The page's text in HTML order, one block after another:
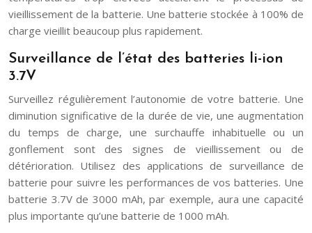
vieillissement de la batterie. Une batterie stockée à 100% de
charge vieillit beaucoup plus rapidement.
Surveillance de l’état des batteries li-ion
3.7V
Surveillez régulièrement l’autonomie de votre batterie. Une
diminution significative de la durée de vie, une augmentation
du temps de charge, une surchauffe inhabituelle ou un
gonflement sont des signes de vieillissement ou de
détérioration. Utilisez des applications de surveillance de
batterie pour suivre les performances de vos batteries. Une
batterie 3.7V de 3000 mAh, par exemple, aura une capacité
plus importante qu’une batterie de 1000 mAh.